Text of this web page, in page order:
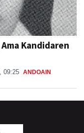
Kandidaren
09:25 ANDOAIN